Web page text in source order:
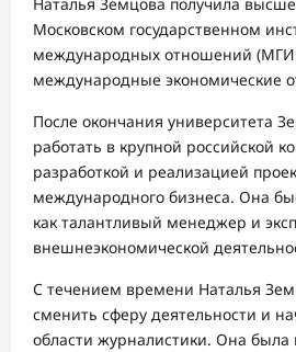
Московском государственном
международных отношений
международные экономические
После окончания университета
работать в крупной российской
разработкой и реализацией
международного бизнеса. Она
как талантливый менеджер и
внешнеэкономической
С течением времени Наталья
сменить сферу деятельности и
области журналистики. Она